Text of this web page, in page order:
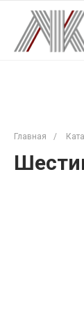
Главная /